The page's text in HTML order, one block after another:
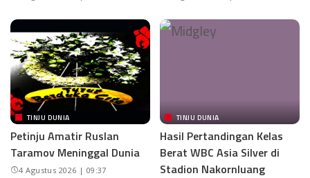
TINJU DUNIA
Petinju Amatir Ruslan
Taramov Meninggal Dunia
4 Agustus 2026 | 09:37
TINJU DUNIA
Hasil Pertandingan Kelas
Berat WBC Asia Silver di
Stadion Nakornluang